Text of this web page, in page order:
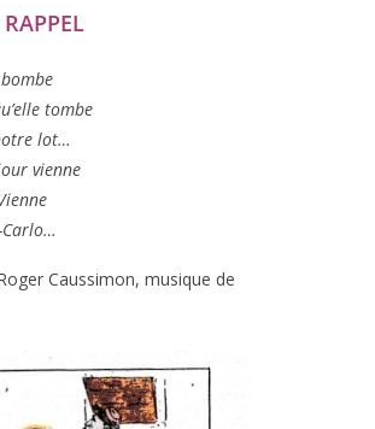
RAPPEL
tombe
lot…
vienne
Carlo…
Caussimon, musique de